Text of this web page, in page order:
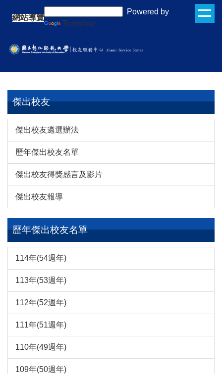
要
內
網站導覽
Powered by
Translate
傑出校友
傑出校友遴選辦法
歷年傑出校友名單
傑出校友得獎感言及影片
傑出校友報導
歷年傑出校友名單
114年(54週年)
113年(53週年)
112年(52週年)
111年(51週年)
110年(49週年)
109年(50週年)